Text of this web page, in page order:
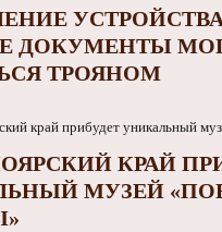
ДОКУМЕНТЫ
ТРОЯНОМ
КРАЙ
МУЗЕЙ